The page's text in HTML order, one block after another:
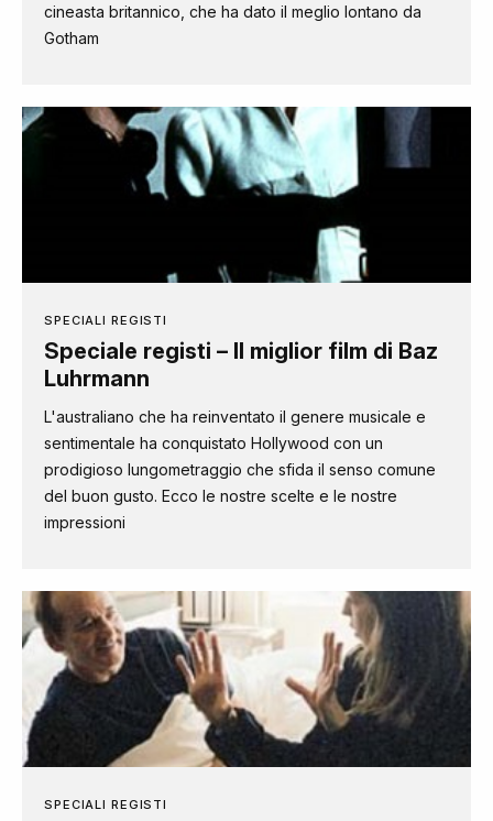
cineasta britannico, che ha dato il meglio lontano da
Gotham
SPECIALI REGISTI
Speciale registi – Il miglior film di Baz
Luhrmann
L'australiano che ha reinventato il genere musicale e
sentimentale ha conquistato Hollywood con un
prodigioso lungometraggio che sfida il senso comune
del buon gusto. Ecco le nostre scelte e le nostre
impressioni
SPECIALI REGISTI